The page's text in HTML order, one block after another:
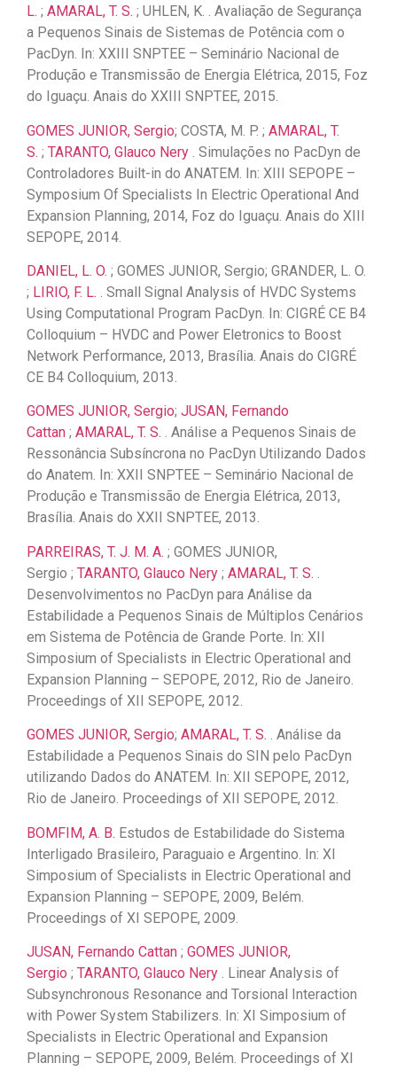
L. ; AMARAL, T. S. ; UHLEN, K. . Avaliação de Segurança
a Pequenos Sinais de Sistemas de Potência com o
PacDyn. In: XXIII SNPTEE – Seminário Nacional de
Produção e Transmissão de Energia Elétrica, 2015, Foz
do Iguaçu. Anais do XXIII SNPTEE, 2015.
GOMES JUNIOR, Sergio; COSTA, M. P. ; AMARAL, T.
S. ; TARANTO, Glauco Nery . Simulações no PacDyn de
Controladores Built-in do ANATEM. In: XIII SEPOPE –
Symposium Of Specialists In Electric Operational And
Expansion Planning, 2014, Foz do Iguaçu. Anais do XIII
SEPOPE, 2014.
DANIEL, L. O. ; GOMES JUNIOR, Sergio; GRANDER, L. O.
; LIRIO, F. L. . Small Signal Analysis of HVDC Systems
Using Computational Program PacDyn. In: CIGRÉ CE B4
Colloquium – HVDC and Power Eletronics to Boost
Network Performance, 2013, Brasília. Anais do CIGRÉ
CE B4 Colloquium, 2013.
GOMES JUNIOR, Sergio; JUSAN, Fernando
Cattan ; AMARAL, T. S. . Análise a Pequenos Sinais de
Ressonância Subsíncrona no PacDyn Utilizando Dados
do Anatem. In: XXII SNPTEE – Seminário Nacional de
Produção e Transmissão de Energia Elétrica, 2013,
Brasília. Anais do XXII SNPTEE, 2013.
PARREIRAS, T. J. M. A. ; GOMES JUNIOR,
Sergio ; TARANTO, Glauco Nery ; AMARAL, T. S.
Desenvolvimentos no PacDyn para Análise da
Estabilidade a Pequenos Sinais de Múltiplos Cenários
em Sistema de Potência de Grande Porte. In: XII
Simposium of Specialists in Electric Operational and
Expansion Planning – SEPOPE, 2012, Rio de Janeiro.
Proceedings of XII SEPOPE, 2012.
GOMES JUNIOR, Sergio; AMARAL, T. S. . Análise da
Estabilidade a Pequenos Sinais do SIN pelo PacDyn
utilizando Dados do ANATEM. In: XII SEPOPE, 2012,
Rio de Janeiro. Proceedings of XII SEPOPE, 2012.
BOMFIM, A. B. Estudos de Estabilidade do Sistema
Interligado Brasileiro, Paraguaio e Argentino. In: XI
Simposium of Specialists in Electric Operational and
Expansion Planning – SEPOPE, 2009, Belém.
Proceedings of XI SEPOPE, 2009.
JUSAN, Fernando Cattan ; GOMES JUNIOR,
Sergio ; TARANTO, Glauco Nery . Linear Analysis of
Subsynchronous Resonance and Torsional Interaction
with Power System Stabilizers. In: XI Simposium of
Specialists in Electric Operational and Expansion
Planning – SEPOPE, 2009, Belém. Proceedings of XI